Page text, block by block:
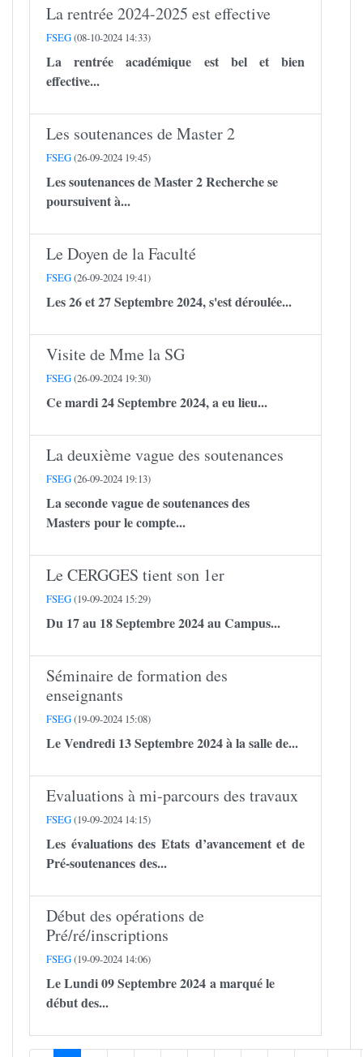
La rentrée 2024-2025 est effective
FSEG(08-10-2024 14:33)
La rentrée académique est bel et bien
effective...
Les soutenances de Master 2
FSEG(26-09-2024 19:45)
Les soutenances de Master 2 Recherche se
poursuivent à...
Le Doyen de la Faculté
FSEG(26-09-2024 19:41)
Les 26 et 27 Septembre 2024, s'est déroulée...
Visite de Mme la SG
FSEG(26-09-2024 19:30)
Ce mardi 24 Septembre 2024, a eu lieu...
La deuxième vague des soutenances
FSEG(26-09-2024 19:13)
La seconde vague de soutenances des
Masters pour le compte...
Le CERGGES tient son 1er
FSEG(19-09-2024 15:29)
Du 17 au 18 Septembre 2024 au Campus...
Séminaire de formation des
enseignants
FSEG(19-09-2024 15:08)
Le Vendredi 13 Septembre 2024 à la salle de...
Evaluations à mi-parcours des travaux
FSEG(19-09-2024 14:15)
Les évaluations des Etats d’avancement et de
Pré-soutenances des...
Début des opérations de
Pré/ré/inscriptions
FSEG(19-09-2024 14:06)
Le Lundi 09 Septembre 2024 a marqué le
début des...